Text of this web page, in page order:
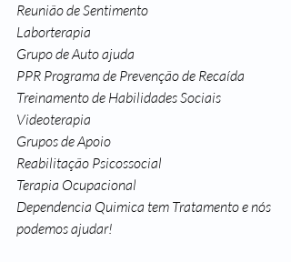
Reunião de Sentimento
Laborterapia
Grupo de Auto ajuda
PPR Programa de Prevenção de Recaída
Treinamento de Habilidades Sociais
Videoterapia
Grupos de Apoio
Reabilitação Psicossocial
Terapia Ocupacional
Dependencia Quimica tem Tratamento e nós
podemos ajudar!